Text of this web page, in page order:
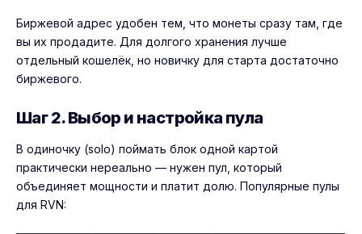
Биржевой адрес удобен тем, что монеты сразу там, где
вы их продадите. Для долгого хранения лучше
отдельный кошелёк, но новичку для старта достаточно
биржевого.
Шаг 2. Выбор и настройка пула
В одиночку (solo) поймать блок одной картой
практически нереально — нужен пул, который
объединяет мощности и платит долю. Популярные пулы
для RVN: